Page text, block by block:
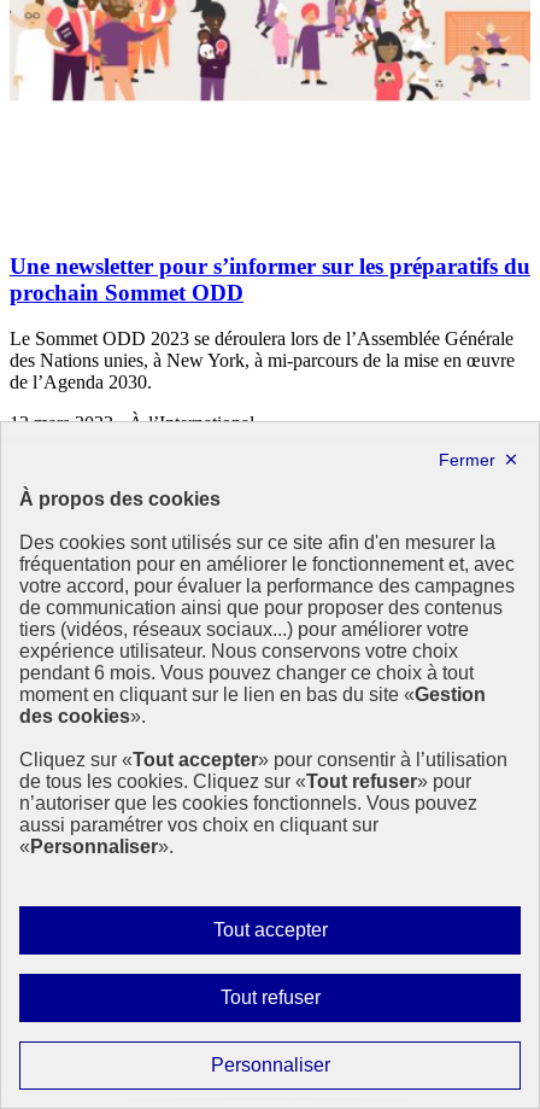
À propos des cookies
Des cookies sont utilisés sur ce site afin d'en mesurer la
fréquentation pour en améliorer le fonctionnement et, avec
votre accord, pour évaluer la performance des campagnes
de communication ainsi que pour proposer des contenus
tiers (vidéos, réseaux sociaux...) pour améliorer votre
expérience utilisateur. Nous conservons votre choix
pendant 6 mois. Vous pouvez changer ce choix à tout
moment en cliquant sur le lien en bas du site «Gestion
des cookies».
Cliquez sur «Tout accepter» pour consentir à l’utilisation
de tous les cookies. Cliquez sur «Tout refuser» pour
n’autoriser que les cookies fonctionnels. Vous pouvez
aussi paramétrer vos choix en cliquant sur
« Personnaliser».
Tout accepterAutoriser
tous
Tout refuserInterdire
tous
PersonnaliserParamétrer
les
Une newsletter pour s’informer sur les préparatifs du
prochain Sommet ODD
Le Sommet ODD 2023 se déroulera lors de l’Assemblée Générale
des Nations unies, à New York, à mi-parcours de la mise en œuvre
de l’Agenda 2030.
12 mars 2023 - À l’International